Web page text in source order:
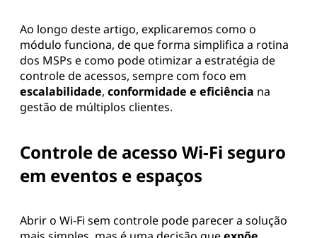
Ao longo deste artigo, explicaremos como o
módulo funciona, de que forma simplifica a rotina
dos MSPs e como pode otimizar a estratégia de
controle de acessos, sempre com foco em
escalabilidade, conformidade e eficiência na
gestão de múltiplos clientes.
Controle de acesso Wi-Fi seguro
em eventos e espaços
Abrir o Wi-Fi sem controle pode parecer a solução